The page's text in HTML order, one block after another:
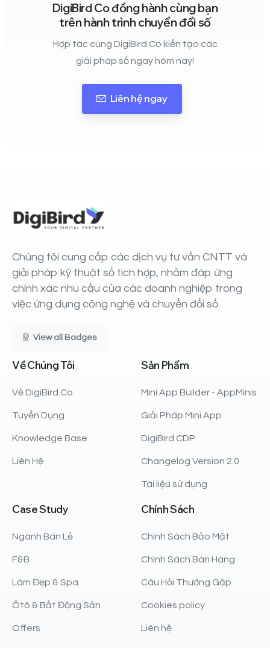
DigiBird Co đồng hành cùng bạn
trên hành trình chuyển đổi số
Hợp tác cùng DigiBird Co kiến tạo các
giải pháp số ngay hôm nay!
Liên hệ ngay
Chúng tôi cung cấp các dịch vụ tư vấn CNTT và
giải pháp kỹ thuật số tích hợp, nhằm đáp ứng
chính xác nhu cầu của các doanh nghiệp trong
việc ứng dụng công nghệ và chuyển đổi số.
View all Badges
VềChúngTôi
Về DigiBird Co
Tuyển Dụng
Knowledge Base
Liên Hệ
Sản Phẩm
Mini App Builder - AppMinis
Giải Pháp Mini App
DigiBird CDP
Changelog Version 2.0
Tài liệu sử dụng
CaseStudy
Ngành Bán Lẻ
F&B
Làm Đẹp & Spa
Ôtô & Bất Động Sản
Offers
ChínhSách
Chính Sách Bảo Mật
Chính Sách Bán Hàng
Câu Hỏi Thường Gặp
Cookies policy
Liên hệ